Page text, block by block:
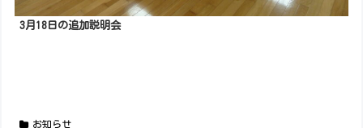
3月18日の追加説明会
お知らせ